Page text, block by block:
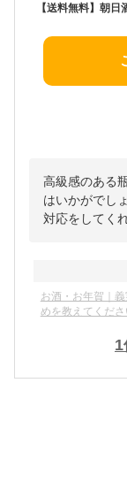
高級感のある
はいかがでし
対応をしてく
お酒・お年賀｜
めを教えてくださ
1